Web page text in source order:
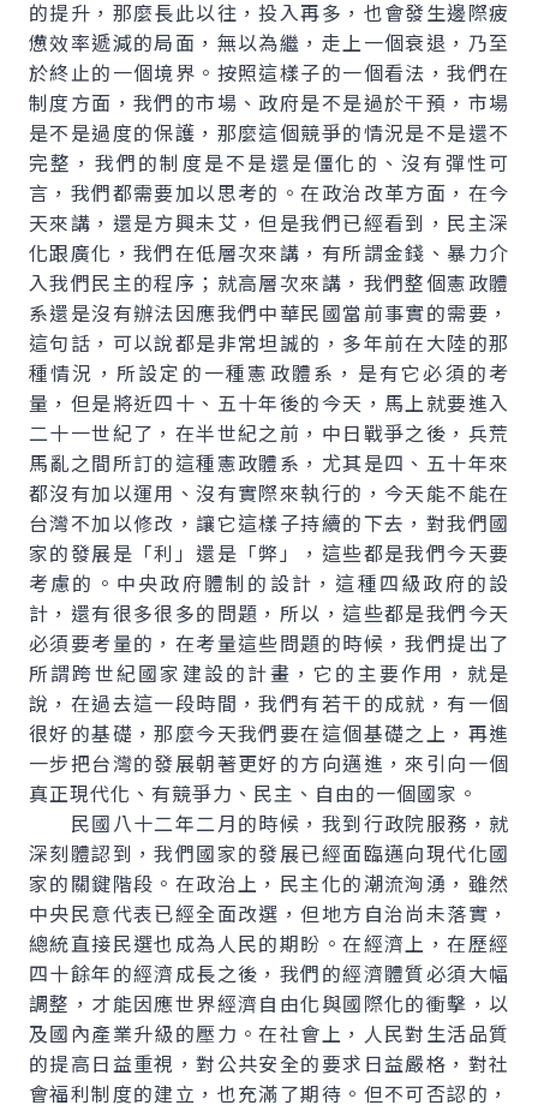
的提升，那麼長此以往，投入再多，也會發生邊際疲
憊效率遞減的局面，無以為繼，走上一個衰退，乃至
於終止的一個境界。按照這樣子的一個看法，我們在
制度方面，我們的市場、政府是不是過於干預，市場
是不是過度的保護，那麼這個競爭的情況是不是還不
完整，我們的制度是不是還是僵化的、沒有彈性可
言，我們都需要加以思考的。在政治改革方面，在今
天來講，還是方興未艾，但是我們已經看到，民主深
化跟廣化，我們在低層次來講，有所謂金錢、暴力介
入我們民主的程序；就高層次來講，我們整個憲政體
系還是沒有辦法因應我們中華民國當前事實的需要，
這句話，可以說都是非常坦誠的，多年前在大陸的那
種情況，所設定的一種憲政體系，是有它必須的考
量，但是將近四十、五十年後的今天，馬上就要進入
二十一世紀了，在半世紀之前，中日戰爭之後，兵荒
馬亂之間所訂的這種憲政體系，尤其是四、五十年來
都沒有加以運用、沒有實際來執行的，今天能不能在
台灣不加以修改，讓它這樣子持續的下去，對我們國
家的發展是「利」還是「弊」，這些都是我們今天要
考慮的。中央政府體制的設計，這種四級政府的設
計，還有很多很多的問題，所以，這些都是我們今天
必須要考量的，在考量這些問題的時候，我們提出了
所謂跨世紀國家建設的計畫，它的主要作用，就是
說，在過去這一段時間，我們有若干的成就，有一個
很好的基礎，那麼今天我們要在這個基礎之上，再進
一步把台灣的發展朝著更好的方向邁進，來引向一個
真正現代化、有競爭力、民主、自由的一個國家。
民國八十二年二月的時候，我到行政院服務，就
深刻體認到，我們國家的發展已經面臨邁向現代化國
家的關鍵階段。在政治上，民主化的潮流洶湧，雖然
中央民意代表已經全面改選，但地方自治尚未落實，
總統直接民選也成為人民的期盼。在經濟上，在歷經
四十餘年的經濟成長之後，我們的經濟體質必須大幅
調整，才能因應世界經濟自由化與國際化的衝擊，以
及國內產業升級的壓力。在社會上，人民對生活品質
的提高日益重視，對公共安全的要求日益嚴格，對社
會福利制度的建立，也充滿了期待。但不可否認的，